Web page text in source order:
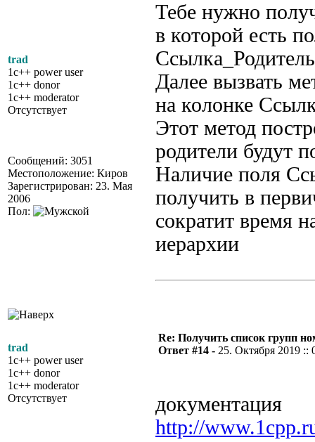
trad
1c++ power user
1c++ donor
1c++ moderator
Отсутствует
Сообщений: 3051
Местоположение: Киров
Зарегистрирован: 23. Мая
2006
Пол:
Тебе нужно
в которой есть
Далее вызвать
на колонке
Этот метод
родители будут
Наличие поля
получить в
сократит время
иерархии
trad
1c++ power user
1c++ donor
1c++ moderator
Отсутствует
Re: Получить список групп
Ответ #14 - 25. Октября 2019 ::
документация
http://